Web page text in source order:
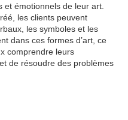
et émotionnels de leur art.
les clients peuvent
les symboles et les
dans ces formes d’art, ce
comprendre leurs
de résoudre des problèmes